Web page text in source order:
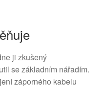
ji zkušený
se základním nářadím.
záporného kabelu